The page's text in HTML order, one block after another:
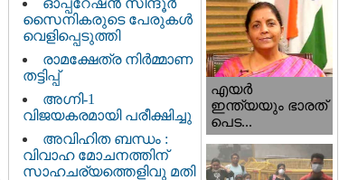
ഓപ്പറേഷൻ സിന്ദൂർ
സൈനികരുടെ പേരുകൾ
വെളിപ്പെടുത്തി
രാമക്ഷേത്ര നിർമ്മാണ
തട്ടിപ്പ്
അഗ്നി-1
വിജയകരമായി പരീക്ഷിച്ചു
അവിഹിത ബന്ധം :
വിവാഹ മോചനത്തിന്
സാഹചര്യത്തെളിവു മതി
എയര്‍
ഇന്ത്യയും ഭാരത്
പെട...